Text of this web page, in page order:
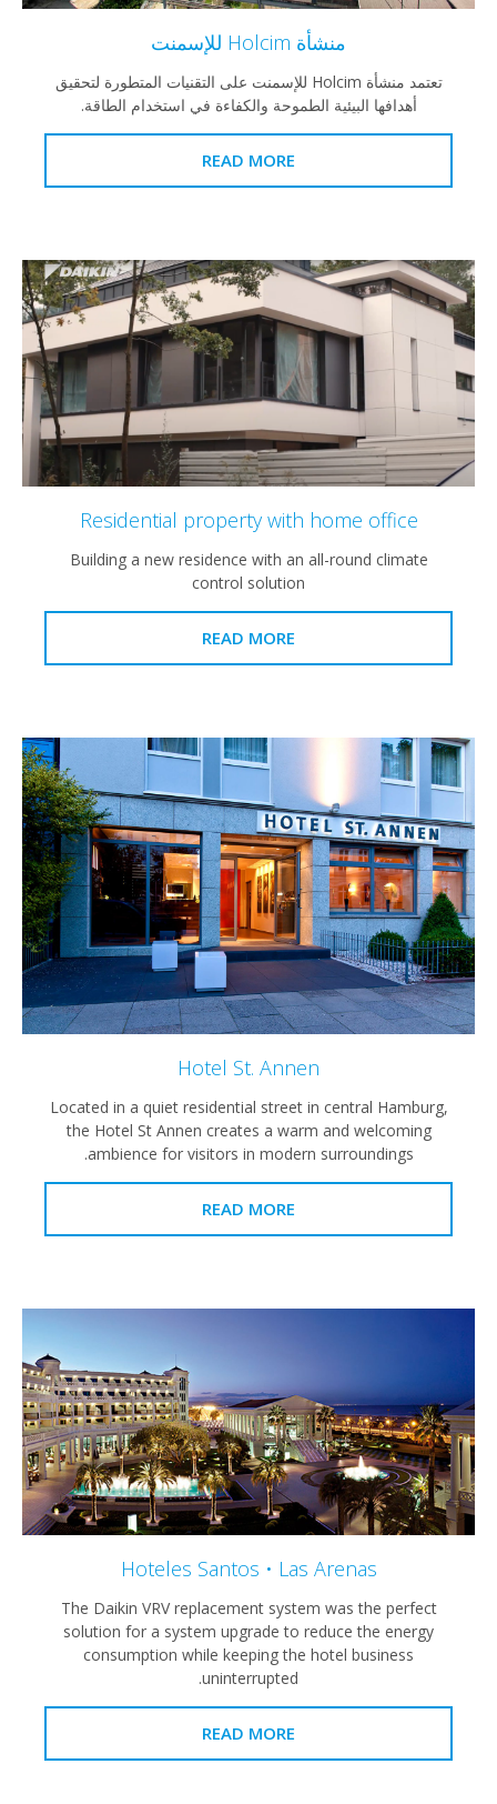
منشأة Holcim للإسمنت
تعتمد منشأة Holcim للإسمنت على التقنيات المتطورة لتحقيق
أهدافها البيئية الطموحة والكفاءة في استخدام الطاقة.
READ MORE
Residential property with home office
Building a new residence with an all-round climate
control solution
READ MORE
Hotel St. Annen
Located in a quiet residential street in central Hamburg,
the Hotel St Annen creates a warm and welcoming
ambience for visitors in modern surroundings.
READ MORE
Hoteles Santos • Las Arenas
The Daikin VRV replacement system was the perfect
solution for a system upgrade to reduce the energy
consumption while keeping the hotel business
uninterrupted.
READ MORE